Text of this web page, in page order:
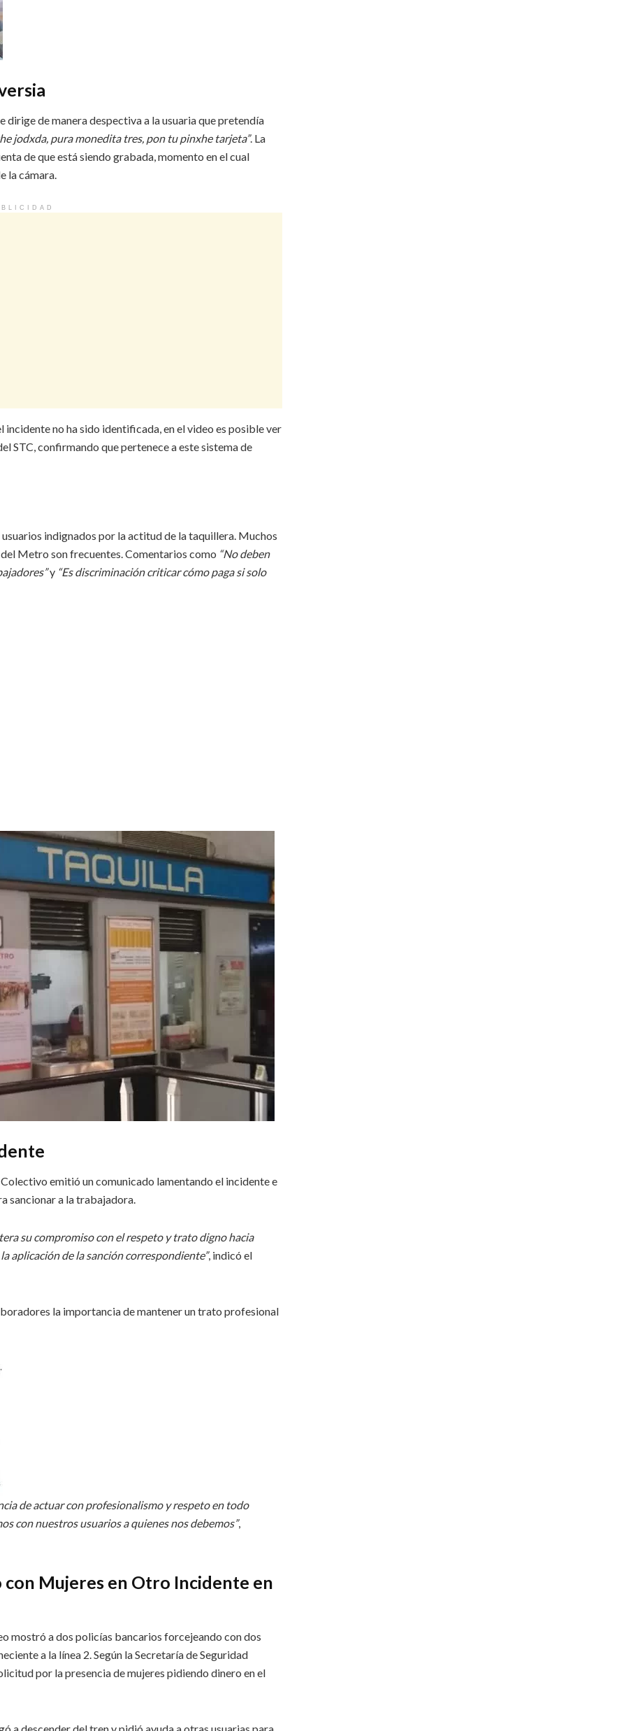
de manera despectiva a la usuaria que pretendía
jodxda, pura monedita tres, pon tu pinxhe tarjeta”. La
de que está siendo grabada, momento en el cual
la cámara.
no ha sido identificada, en el video es posible ver
STC, confirmando que pertenece a este sistema de
indignados por la actitud de la taquillera. Muchos
Metro son frecuentes. Comentarios como “No deben
y “Es discriminación criticar cómo paga si solo
emitió un comunicado lamentando el incidente e
sancionar a la trabajadora.
su compromiso con el respeto y trato digno hacia
aplicación de la sanción correspondiente”, indicó el
la importancia de mantener un trato profesional
de actuar con profesionalismo y respeto en todo
con nuestros usuarios a quienes nos debemos”,
Mujeres en Otro Incidente en
mostró a dos policías bancarios forcejeando con dos
a la línea 2. Según la Secretaría de Seguridad
por la presencia de mujeres pidiendo dinero en el